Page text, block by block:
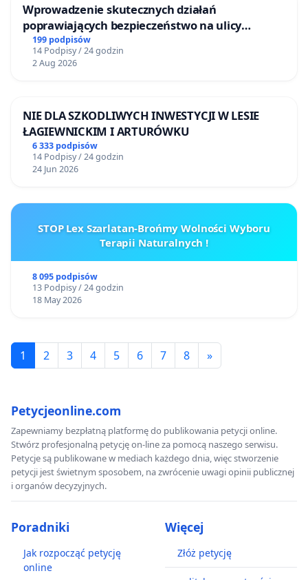
Wprowadzenie skutecznych działań
poprawiających bezpieczeństwo na ulicy
Żeromskiego w Otwocku
199 podpisów
14 Podpisy / 24 godzin
2 Aug 2026
NIE DLA SZKODLIWYCH INWESTYCJI W LESIE
ŁAGIEWNICKIM I ARTURÓWKU
6 333 podpisów
14 Podpisy / 24 godzin
24 Jun 2026
STOP Lex Szarlatan-Brońmy Wolności Wyboru
Terapii Naturalnych !
8 095 podpisów
13 Podpisy / 24 godzin
18 May 2026
1 2 3 4 5 6 7 8 »
Petycjeonline.com
Zapewniamy bezpłatną platformę do publikowania petycji online.
Stwórz profesjonalną petycję on-line za pomocą naszego serwisu.
Petycje są publikowane w mediach każdego dnia, więc stworzenie
petycji jest świetnym sposobem, na zwrócenie uwagi opinii publicznej
i organów decyzyjnych.
Poradniki
Jak rozpocząć petycję
online
Więcej
Złóż petycję